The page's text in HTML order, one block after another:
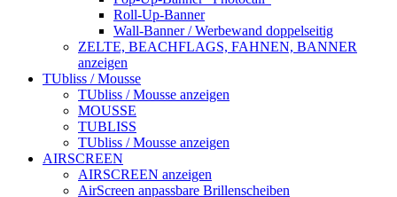
Roll-Up-Banner
Wall-Banner / Werbewand doppelseitig
ZELTE, BEACHFLAGS, FAHNEN, BANNER
anzeigen
TUbliss / Mousse
TUbliss / Mousse anzeigen
MOUSSE
TUBLISS
TUbliss / Mousse anzeigen
AIRSCREEN
AIRSCREEN anzeigen
AirScreen anpassbare Brillenscheiben